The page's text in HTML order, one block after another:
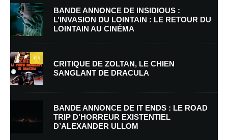
E-mail* Site web
Enregistrer mon nom, mon e-mail et mon site dans le navigateur pour
mon prochain commentaire.
Prévenez-moi de tous les nouveaux commentaires par e-mail.
BANDE ANNONCE DE INSIDIOUS :
L’INVASION DU LOINTAIN : LE RETOUR DU
LOINTAIN AU CINÉMA
7.5
CRITIQUE DE ZOLTAN, LE CHIEN
SANGLANT DE DRACULA
BANDE ANNONCE DE IT ENDS : LE ROAD
TRIP D’HORREUR EXISTENTIEL
D’ALEXANDER ULLOM